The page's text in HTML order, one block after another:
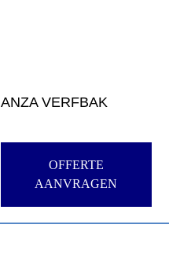
ANZA VERFBAK
OFFERTE
AANVRAGEN